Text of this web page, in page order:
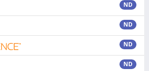
ND
ND
ND
ND